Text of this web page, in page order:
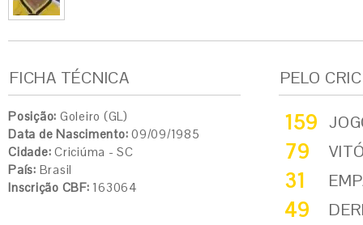
FICHA TÉCNICA
Posição: Goleiro (GL)
Data de Nascimento: 09/09/1985
Cidade: Criciúma - SC
País: Brasil
Inscrição CBF: 163064
PELO
159
79
31
49